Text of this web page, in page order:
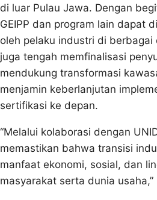
di luar Pulau Jawa. Dengan
GEIPP dan program lain dapat
oleh pelaku industri di berbagai
juga tengah memfinalisasi
mendukung transformasi
menjamin keberlanjutan
sertifikasi ke depan.
“Melalui kolaborasi dengan
memastikan bahwa transisi
manfaat ekonomi, sosial, dan
masyarakat serta dunia usaha,”